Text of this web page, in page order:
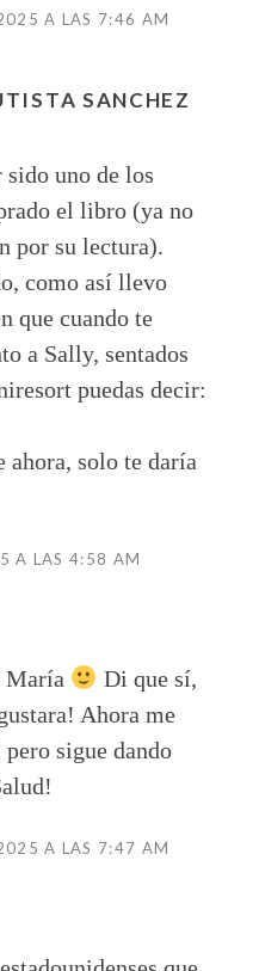
A LAS 7:46 AM
SANCHEZ
sido uno de los
el libro (ya no
por su lectura).
como así llevo
que cuando te
a Sally, sentados
puedas decir:
ahora, solo te daría
A LAS 4:58 AM
María
Di que sí,
Ahora me
sigue dando
A LAS 7:47 AM